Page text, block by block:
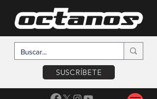
SUSCRÍBETE